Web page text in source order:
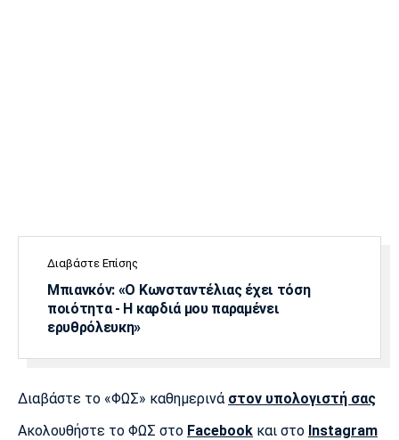
Διαβάστε Επίσης
Μπιανκόν: «Ο Κωνσταντέλιας έχει τόση
ποιότητα - Η καρδιά μου παραμένει
ερυθρόλευκη»
Διαβάστε το «ΦΩΣ» καθημερινά στον υπολογιστή σας
Ακολουθήστε το ΦΩΣ στο Facebook και στο Instagram